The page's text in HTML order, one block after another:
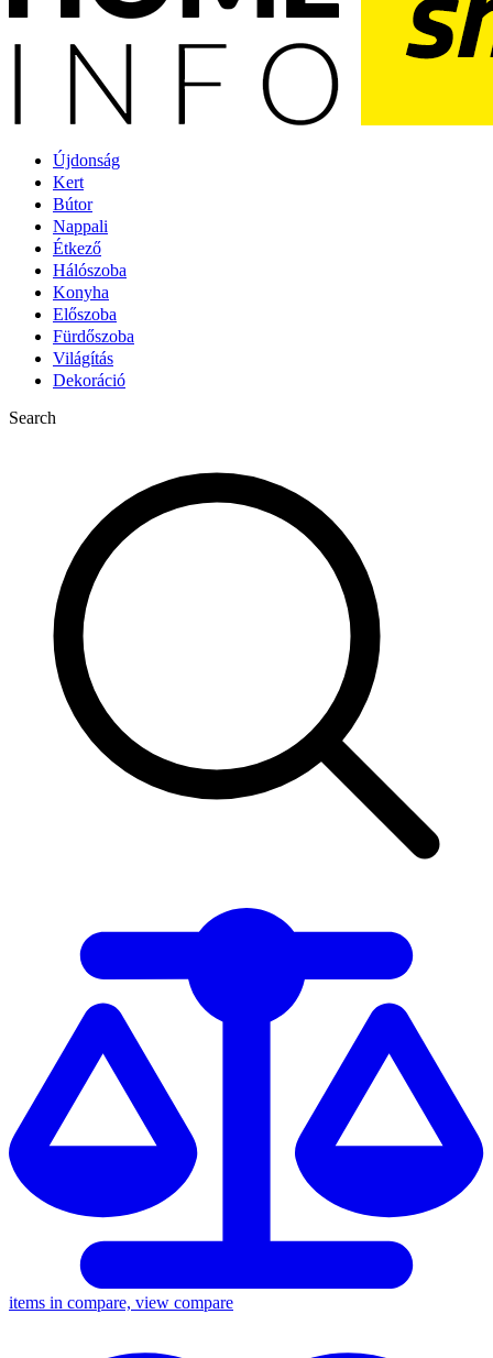
Újdonság
Kert
Bútor
Nappali
Étkező
Hálószoba
Konyha
Előszoba
Fürdőszoba
Világítás
Dekoráció
Search
items in compare, view compare